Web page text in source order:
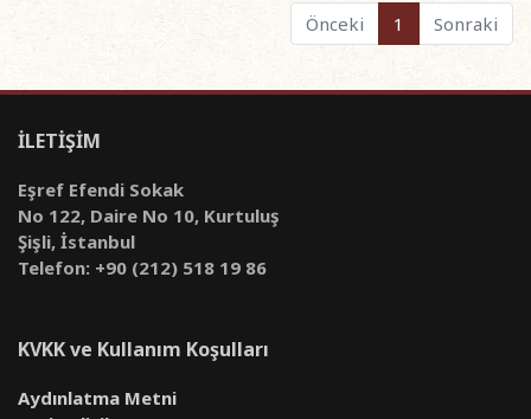
Önceki
1 Sonraki
İLETİŞİM
Eşref Efendi Sokak
No 122, Daire No 10, Kurtuluş
Şişli, İstanbul
Telefon: +90 (212) 518 19 86
KVKK ve Kullanım Koşulları
Aydınlatma Metni